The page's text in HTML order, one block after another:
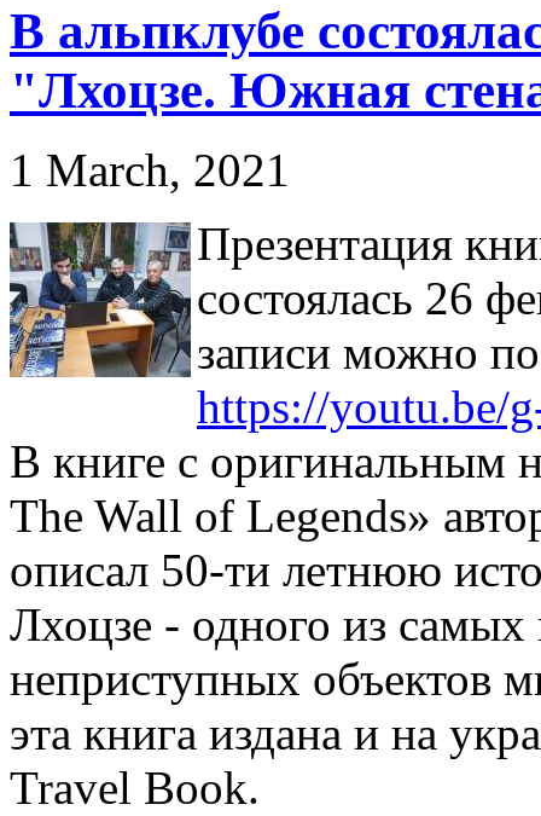
В альпклубе
"Лхоцзе. Южная
1 March, 2021
Презентация
состоялась 26
записи можно
https://youtu.be/
В книге с оригинальным
The Wall of Legends»
описал 50-ти летнюю
Лхоцзе - одного из
неприступных объектов
эта книга издана и на
Travel Book.